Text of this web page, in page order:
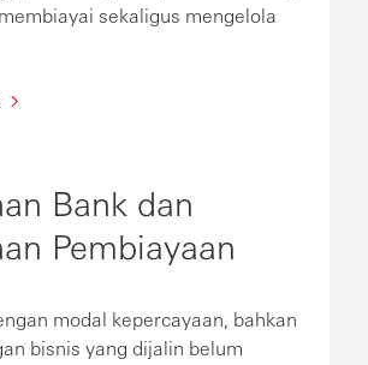
sekaligus mengelola
Bank dan
Pembiayaan
modal kepercayaan, bahkan
bisnis yang dijalin belum